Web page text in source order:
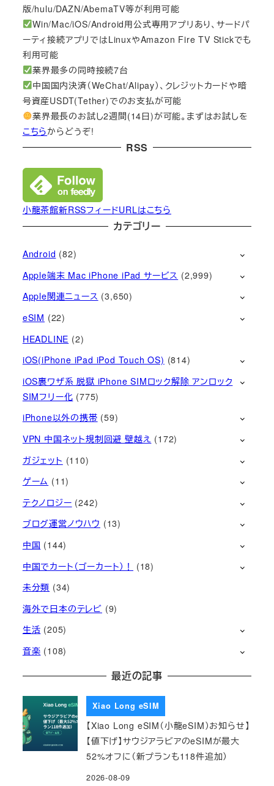
版/hulu/DAZN/AbemaTV等が利用可能
Win/Mac/iOS/Android用公式専用アプリあり、サードパ
ーティ接続アプリではLinuxやAmazon Fire TV Stickでも
利用可能
業界最多の同時接続7台
中国国内決済（WeChat/Alipay）、クレジットカードや暗
号資産USDT(Tether)でのお支払が可能
業界最長のお試し2週間(14日)が可能。まずはお試しを
こちらからどうぞ!
RSS
小龍茶館新RSSフィードURLはこちら
カテゴリー
Android (82)
Apple端末 Mac iPhone iPad サービス (2,999)
Apple関連ニュース (3,650)
eSIM (22)
HEADLINE (2)
iOS(iPhone iPad iPod Touch OS) (814)
iOS裏ワザ系 脱獄 iPhone SIMロック解除 アンロック
SIMフリー化 (775)
iPhone以外の携帯 (59)
VPN 中国ネット規制回避 壁越え (172)
ガジェット (110)
ゲーム (11)
テクノロジー (242)
ブログ運営ノウハウ (13)
中国 (144)
中国でカート（ゴーカート）！
(18)
未分類 (34)
海外で日本のテレビ (9)
生活 (205)
音楽 (108)
最近の記事
Xiao Long eSIM
【Xiao Long eSIM（小龍eSIM）お知らせ】
【値下げ】サウジアラビアのeSIMが最大
52%オフに（新プランも118件追加）
2026-08-09